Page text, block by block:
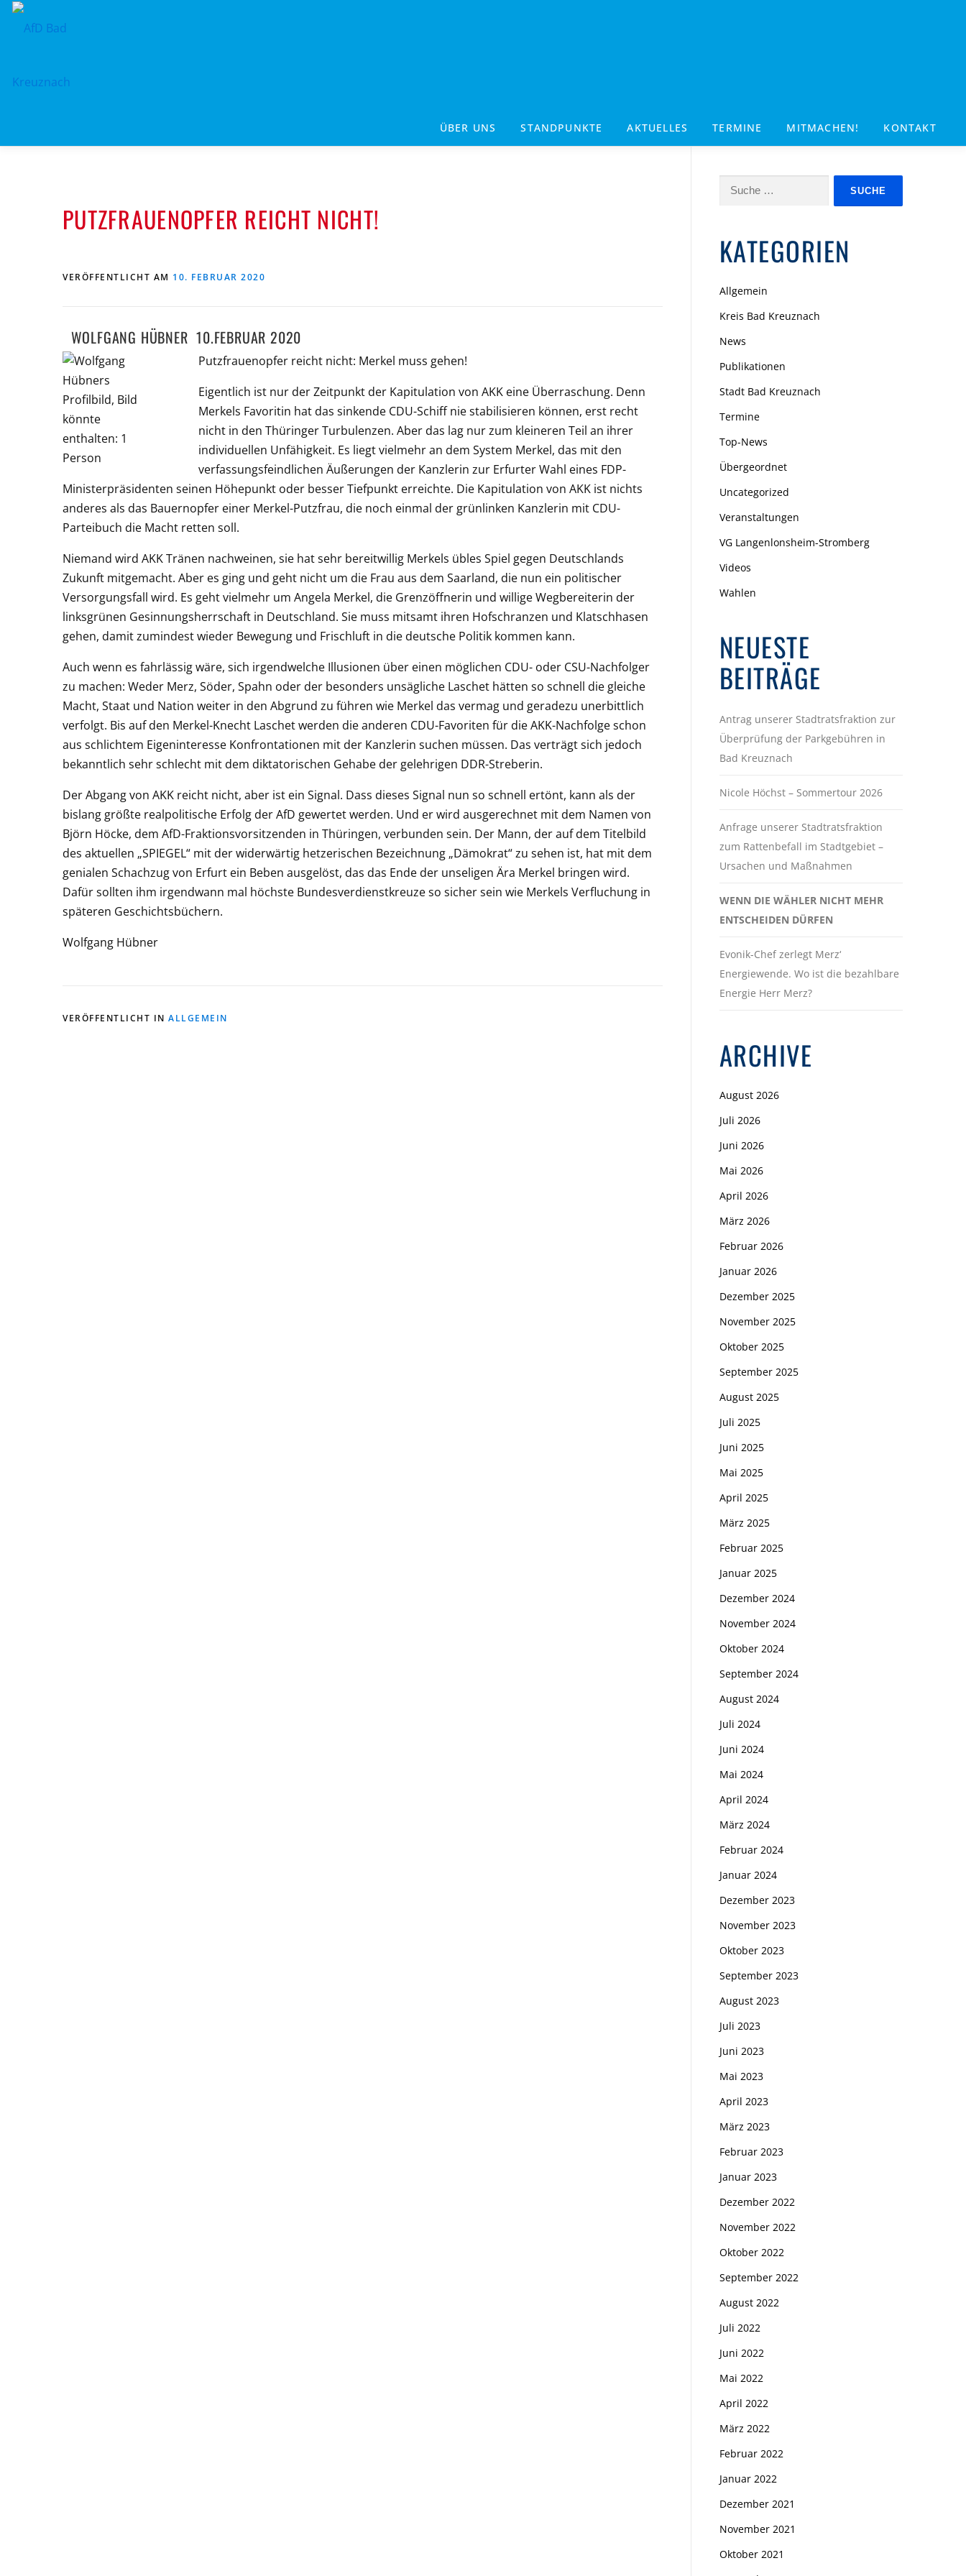
Zum
Inhalt
ÜBER UNS STANDPUNKTE AKTUELLES TERMINE MITMACHEN! KONTAKT
PUTZFRAUENOPFER REICHT NICHT!
VERÖFFENTLICHT AM 10. FEBRUAR 2020
WOLFGANG HÜBNER 10.FEBRUAR 2020
Putzfrauenopfer reicht nicht: Merkel muss gehen!
Eigentlich ist nur der Zeitpunkt der Kapitulation von AKK eine Überraschung. Denn
Merkels Favoritin hat das sinkende CDU-Schiff nie stabilisieren können, erst recht
nicht in den Thüringer Turbulenzen. Aber das lag nur zum kleineren Teil an ihrer
individuellen Unfähigkeit. Es liegt vielmehr an dem System Merkel, das mit den
verfassungsfeindlichen Äußerungen der Kanzlerin zur Erfurter Wahl eines FDP-
Ministerpräsidenten seinen Höhepunkt oder besser Tiefpunkt erreichte. Die Kapitulation von AKK ist nichts
anderes als das Bauernopfer einer Merkel-Putzfrau, die noch einmal der grünlinken Kanzlerin mit CDU-
Parteibuch die Macht retten soll.
Niemand wird AKK Tränen nachweinen, sie hat sehr bereitwillig Merkels übles Spiel gegen Deutschlands
Zukunft mitgemacht. Aber es ging und geht nicht um die Frau aus dem Saarland, die nun ein politischer
Versorgungsfall wird. Es geht vielmehr um Angela Merkel, die Grenzöffnerin und willige Wegbereiterin der
linksgrünen Gesinnungsherrschaft in Deutschland. Sie muss mitsamt ihren Hofschranzen und Klatschhasen
gehen, damit zumindest wieder Bewegung und Frischluft in die deutsche Politik kommen kann.
Auch wenn es fahrlässig wäre, sich irgendwelche Illusionen über einen möglichen CDU- oder CSU-Nachfolger
zu machen: Weder Merz, Söder, Spahn oder der besonders unsägliche Laschet hätten so schnell die gleiche
Macht, Staat und Nation weiter in den Abgrund zu führen wie Merkel das vermag und geradezu unerbittlich
verfolgt. Bis auf den Merkel-Knecht Laschet werden die anderen CDU-Favoriten für die AKK-Nachfolge schon
aus schlichtem Eigeninteresse Konfrontationen mit der Kanzlerin suchen müssen. Das verträgt sich jedoch
bekanntlich sehr schlecht mit dem diktatorischen Gehabe der gelehrigen DDR-Streberin.
Der Abgang von AKK reicht nicht, aber ist ein Signal. Dass dieses Signal nun so schnell ertönt, kann als der
bislang größte realpolitische Erfolg der AfD gewertet werden. Und er wird ausgerechnet mit dem Namen von
Björn Höcke, dem AfD-Fraktionsvorsitzenden in Thüringen, verbunden sein. Der Mann, der auf dem Titelbild
des aktuellen „SPIEGEL“ mit der widerwärtig hetzerischen Bezeichnung „Dämokrat“ zu sehen ist, hat mit dem
genialen Schachzug von Erfurt ein Beben ausgelöst, das das Ende der unseligen Ära Merkel bringen wird.
Dafür sollten ihm irgendwann mal höchste Bundesverdienstkreuze so sicher sein wie Merkels Verfluchung in
späteren Geschichtsbüchern.
Wolfgang Hübner
VERÖFFENTLICHT IN ALLGEMEIN
Suche
KATEGORIEN
Allgemein
Kreis Bad Kreuznach
News
Publikationen
Stadt Bad Kreuznach
Termine
Top-News
Übergeordnet
Uncategorized
Veranstaltungen
VG Langenlonsheim-Stromberg
Videos
Wahlen
NEUESTE
BEITRÄGE
Antrag unserer Stadtratsfraktion zur
Überprüfung der Parkgebühren in
Bad Kreuznach
Nicole Höchst – Sommertour 2026
Anfrage unserer Stadtratsfraktion
zum Rattenbefall im Stadtgebiet –
Ursachen und Maßnahmen
WENN DIE WÄHLER NICHT MEHR
ENTSCHEIDEN DÜRFEN
Evonik-Chef zerlegt Merz‘
Energiewende. Wo ist die bezahlbare
Energie Herr Merz?
ARCHIVE
August 2026
Juli 2026
Juni 2026
Mai 2026
April 2026
März 2026
Februar 2026
Januar 2026
Dezember 2025
November 2025
Oktober 2025
September 2025
August 2025
Juli 2025
Juni 2025
Mai 2025
April 2025
März 2025
Februar 2025
Januar 2025
Dezember 2024
November 2024
Oktober 2024
September 2024
August 2024
Juli 2024
Juni 2024
Mai 2024
April 2024
März 2024
Februar 2024
Januar 2024
Dezember 2023
November 2023
Oktober 2023
September 2023
August 2023
Juli 2023
Juni 2023
Mai 2023
April 2023
März 2023
Februar 2023
Januar 2023
Dezember 2022
November 2022
Oktober 2022
September 2022
August 2022
Juli 2022
Juni 2022
Mai 2022
April 2022
März 2022
Februar 2022
Januar 2022
Dezember 2021
November 2021
Oktober 2021